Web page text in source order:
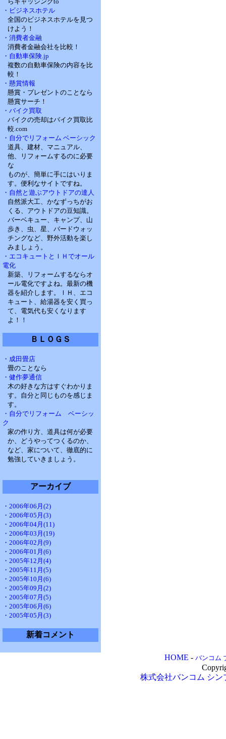
・ビジネスホテル
全国のビジネスホテルを見つ
けよう！
・消費者金融
消費者金融会社を比較！
・自動車保険.jp
複数の自動車保険の内容を比
較！
・懸賞情報
懸賞・プレゼントのことなら
懸賞サーチ！
・バイク買取
バイクの売却はバイク買取比
較.com
・自分でリフォーム ベーシック
道具、建材、マニュアル、
他、リフォームするのに必要
な
ものが、簡単に手にはいりま
す。便利なサイトですね。
・自然と遊ぶアウトドアの達人
自然派大工、かなずっちがお
くる、アウトドアの豆知識。
バーベキュー、キャンプ、山
歩き、虫、星、バードウォッ
チングなど、野外活動を楽し
みましょう。
・エコキュートとＩＨでオール
電化
新築、リフォームするならオ
ール電化ですよね。最新の機
器を紹介します。ＩＨ、エコ
キュート、給湯器を安く買っ
て、電気代も安くなります
よ！！
ＢＬＯＧＳ
・成田畳店
畳のことなら
・健作夢通信
木の好きな方はすぐわかりま
す。自分と同じものを感じま
す。
・自分でリフォーム ベーシッ
ク
家の作り方、道具は何が必要
か、どうやってつくるのか、
など、家について、徹底的に
勉強していきましょう。
アーカイブ
・2006年06月(2)
・2006年05月(3)
・2006年04月(11)
・2006年03月(19)
・2006年02月(9)
・2006年01月(6)
・2005年12月(4)
・2005年11月(5)
・2005年10月(6)
・2005年09月(2)
・2005年07月(5)
・2005年06月(6)
・2005年05月(3)
新着コメント
HOME - バンコム
株式会社バンコム シン